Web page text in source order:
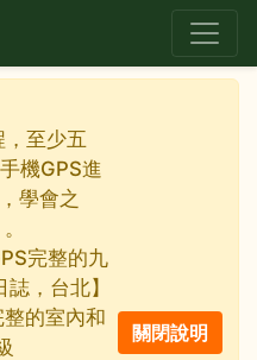
至少五
機GPS進
學會之
完整的九
，台北】
的室內和